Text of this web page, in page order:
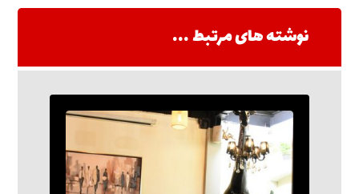
نوشته های مرتبط ...